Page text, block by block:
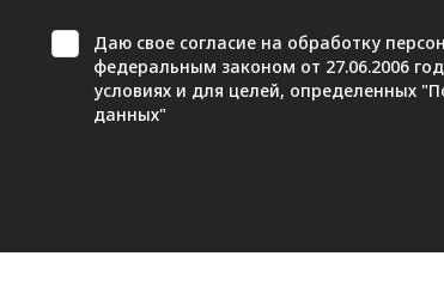
Даю свое согласие на обработку
федеральным законом от 27.06.2006
условиях и для целей, определенных "
данных"